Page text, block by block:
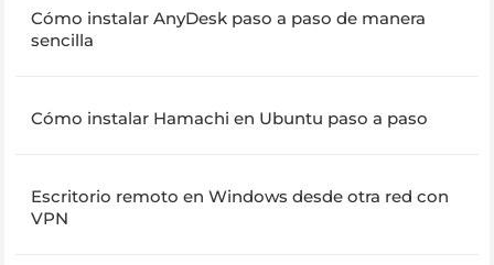
Cómo instalar AnyDesk paso a paso de manera
sencilla
Cómo instalar Hamachi en Ubuntu paso a paso
Escritorio remoto en Windows desde otra red con
VPN